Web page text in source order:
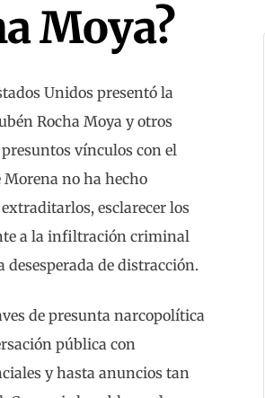
Moya?
Unidos presentó la
Rocha Moya y otros
vínculos con el
Morena no ha hecho
esclarecer los
a la infiltración criminal
de distracción.
de presunta narcopolítica
pública con
y hasta anuncios tan